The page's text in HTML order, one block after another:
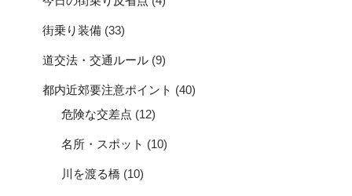
街乗り装備 (33)
道交法・交通ルール (9)
都内近郊要注意ポイント (40)
危険な交差点 (12)
名所・スポット (10)
川を渡る橋 (10)